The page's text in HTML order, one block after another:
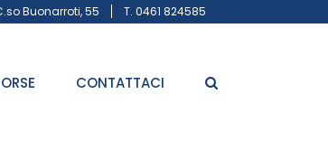
Buonarroti, 55 T. 0461 824585
CONTATTACI